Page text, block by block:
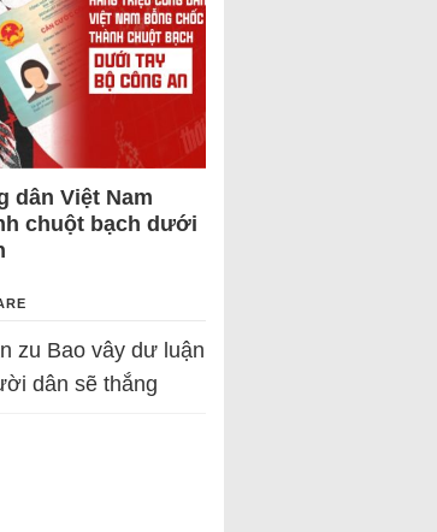
dân Việt Nam
chuột bạch dưới
zu Bao vây dư luận
dân sẽ thắng